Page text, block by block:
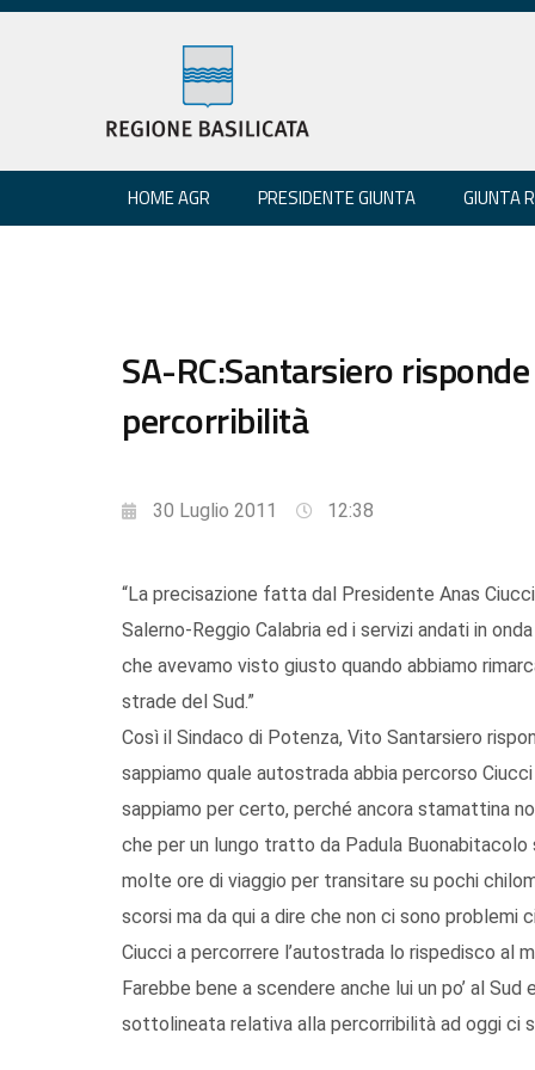
HOME AGR PRESIDENTE GIUNTA GIUNTA
SA-RC:Santarsiero
percorribilità
30 Luglio 2011 12:38
“La precisazione fatta dal Presidente Anas
Salerno-Reggio Calabria ed i servizi andati in
che avevamo visto giusto quando abbiamo
strade del Sud.”
Così il Sindaco di Potenza, Vito Santarsiero
sappiamo quale autostrada abbia percorso
sappiamo per certo, perché ancora stamattina
che per un lungo tratto da Padula
molte ore di viaggio per transitare su pochi
scorsi ma da qui a dire che non ci sono problemi
Ciucci a percorrere l’autostrada lo rispedisco al
Farebbe bene a scendere anche lui un po’ al
sottolineata relativa alla percorribilità ad oggi ci